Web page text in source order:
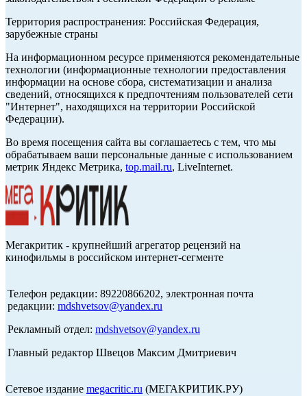
Территория распространения: Российская Федерация,
зарубежные страны
На информационном ресурсе применяются рекомендательные
технологии (информационные технологии предоставления
информации на основе сбора, систематизации и анализа
сведений, относящихся к предпочтениям пользователей сети
"Интернет", находящихся на территории Российской
Федерации).
Во время посещения сайта вы соглашаетесь с тем, что мы
обрабатываем ваши персональные данные с использованием
метрик Яндекс Метрика, top.mail.ru, LiveInternet.
Мегакритик - крупнейший агрегатор рецензий на
кинофильмы в российском интернет-сегменте
Телефон редакции: 89220866202, электронная почта
редакции: mdshvetsov@yandex.ru
Рекламный отдел: mdshvetsov@yandex.ru
Главный редактор Швецов Максим Дмитриевич
Сетевое издание megacritic.ru (МЕГАКРИТИК.РУ)